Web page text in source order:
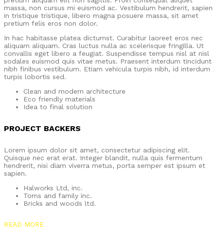
massa, non cursus mi euismod ac. Vestibulum hendrerit, sapien
in tristique tristique, libero magna posuere massa, sit amet
pretium felis eros non dolor.
In hac habitasse platea dictumst. Curabitur laoreet eros nec
aliquam aliquam. Cras luctus nulla ac scelerisque fringilla. Ut
convallis eget libero a feugiat. Suspendisse tempus nisl at nisl
sodales euismod quis vitae metus. Praesent interdum tincidunt
nibh finibus vestibulum. Etiam vehicula turpis nibh, id interdum
turpis lobortis sed.
Clean and modern architecture
Eco friendly materials
Idea to final solution
PROJECT BACKERS
Lorem ipsum dolor sit amet, consectetur adipiscing elit.
Quisque nec erat erat. Integer blandit, nulla quis fermentum
hendrerit, nisi diam viverra metus, porta semper est ipsum et
sapien.
Halworks Ltd, inc.
Toms and family inc.
Bricks and woods ltd.
READ MORE